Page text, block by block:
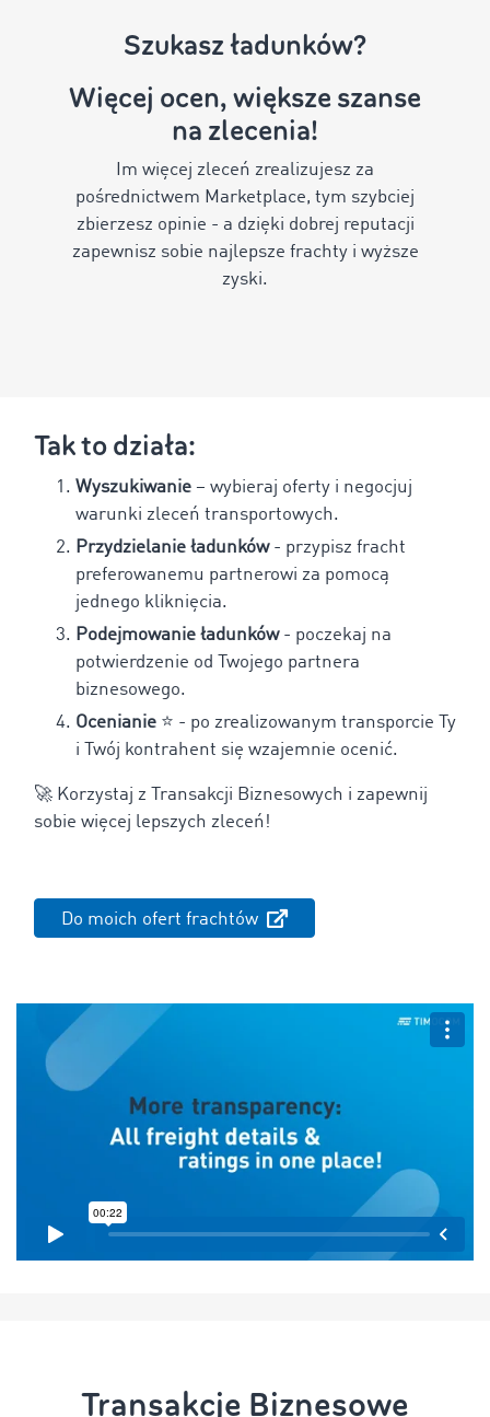
Szukasz ładunków?
Więcej ocen, większe szanse
na zlecenia!
Im więcej zleceń zrealizujesz za
pośrednictwem Marketplace, tym szybciej
zbierzesz opinie - a dzięki dobrej reputacji
zapewnisz sobie najlepsze frachty i wyższe
zyski.
Tak to działa:
Wyszukiwanie – wybieraj oferty i negocjuj
warunki zleceń transportowych.
Przydzielanie ładunków- przypisz fracht
preferowanemu partnerowi za pomocą
jednego kliknięcia.
Podejmowanie ładunków- poczekaj na
potwierdzenie od Twojego partnera
biznesowego.
Ocenianie ⭐ - po zrealizowanym transporcie Ty
i Twój kontrahent się wzajemnie ocenić.
🚀 Korzystaj z Transakcji Biznesowych i zapewnij
sobie więcej lepszych zleceń!
Do moich ofert frachtów
Transakcje Biznesowe